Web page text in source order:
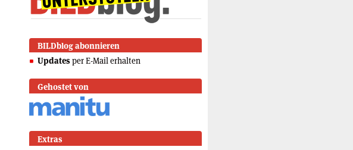
BILDblog abonnieren
Updates per E-Mail erhalten
Gehostet von
Extras